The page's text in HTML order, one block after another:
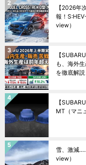
【2026年
報！
view）
【
も、海外
を徹底解説
【
MT（マニ
雪、激減
view）